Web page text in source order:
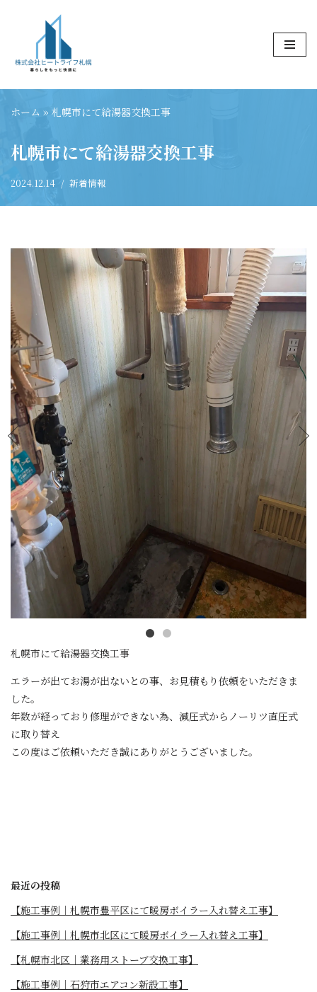
ン
ン
ツ
ス
キ
ッ
ホーム » 札幌市にて給湯器交換工事
札幌市にて給湯器交換工事
2024.12.14 新着情報
札幌市にて給湯器交換工事
エラーが出てお湯が出ないとの事、お見積もり依頼をいただきま
した。
年数が経っており修理ができない為、減圧式からノーリツ直圧式
に取り替え
この度はご依頼いただき誠にありがとうございました。
最近の投稿
【施工事例｜札幌市豊平区にて暖房ボイラー入れ替え工事】
【施工事例｜札幌市北区にて暖房ボイラー入れ替え工事】
【札幌市北区｜業務用ストーブ交換工事】
【施工事例｜石狩市エアコン新設工事】